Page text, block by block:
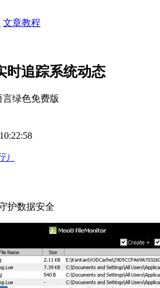
文章教程
时追踪系统动态
言绿色免费版
护数据安全